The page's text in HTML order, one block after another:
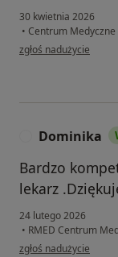
30 kwietnia 2026
• Centrum
w opinii użytkownika
zgłoś nadużycie
Dominika
Bardzo
lekarz
24 lutego 2026
• RMED Centrum
w opinii użytkownika
zgłoś nadużycie